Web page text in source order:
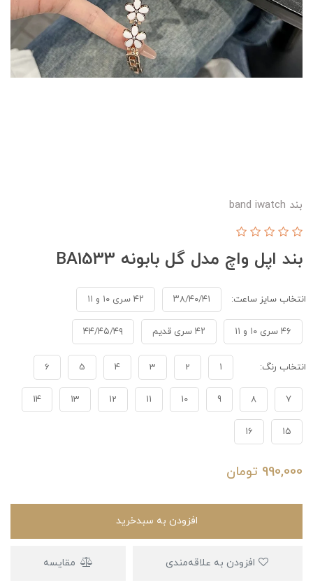
بند band iwatch
بند اپل واچ مدل گل بابونه BA1533
انتخاب سایز ساعت: ۳۸/۴۰/۴۱ ۴۲ سری ۱۰ و ۱۱
۴۶ سری ۱۰ و ۱۱ ۴۲ سری قدیم ۴۴/۴۵/۴۹
انتخاب رنگ: 1
2
3
4
5
6
7
8
9
10
11
12
13
14
15
16
990,000 تومان
افزودن به سبدخرید
مقایسه